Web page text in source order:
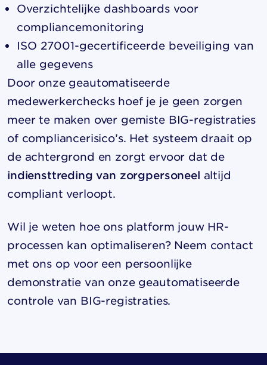
Overzichtelijke dashboards voor
compliancemonitoring
ISO 27001-gecertificeerde beveiliging van
alle gegevens
Door onze geautomatiseerde
medewerkercheckshoef je je geen zorgen
meer te maken over gemiste BIG-registraties
of compliance­risico’s. Het systeem draait op
de achtergrond en zorgt ervoor dat de
indiensttreding van zorgpersoneel altijd
compliant verloopt.
Wil je weten hoe ons platform jouw HR-
processen kan optimaliseren? Neem contact
met ons op voor een persoonlijke
demonstratie van onze geautomatiseerde
controle van BIG-registraties.